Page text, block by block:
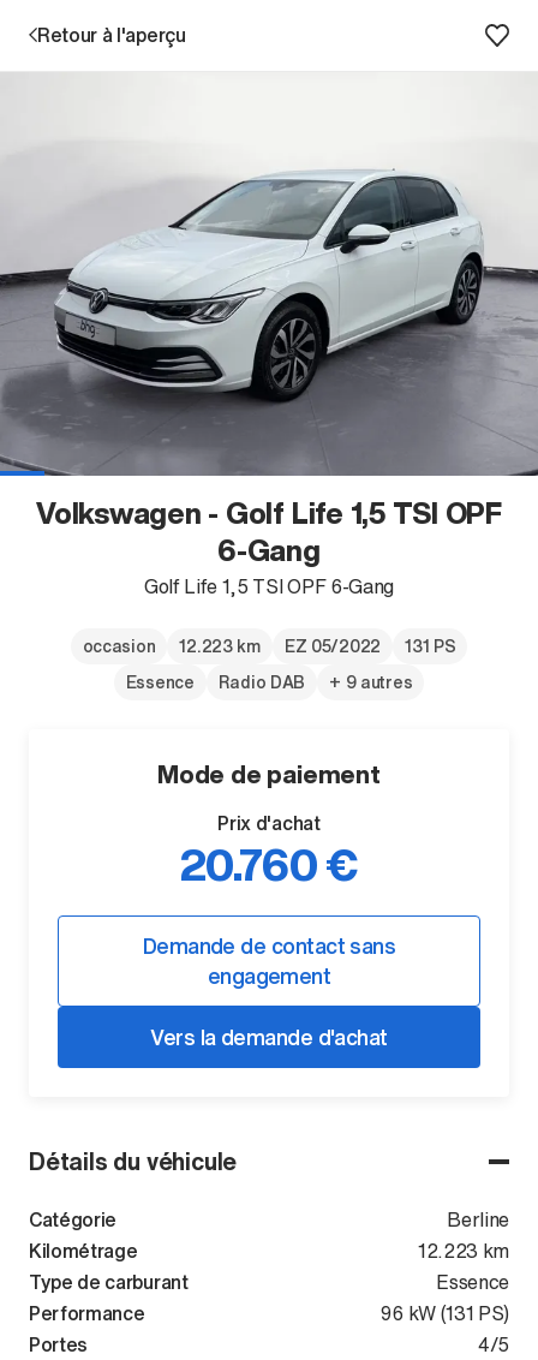
Recherche d'un véhicule
Entreprise & Carrière
Retour à l'aperçu
Détails du véhicule
Catégorie
Berline
Kilométrage
12.223 km
Type de carburant
Essence
Performance
96 kW (131 PS)
Portes
4/5
Volkswagen - Golf Life 1,5 TSI OPF
6-Gang
Golf Life 1,5 TSI OPF 6-Gang
occasion 12.223 km EZ 05/2022
131 PS
Essence
Radio DAB + 9 autres
Mode de paiement
Prix d'achat
20.760 €
Demande de contact sans
engagement
Vers la demande d'achat